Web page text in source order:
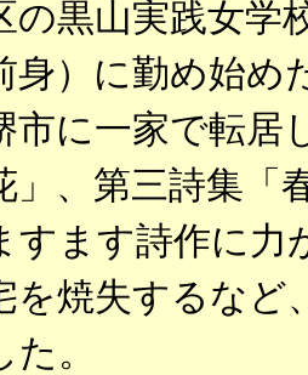
の黒山実践女学
身）に勤め始め
市に一家で転居
」、第三詩集「
すます詩作に力
を焼失するなど
た。